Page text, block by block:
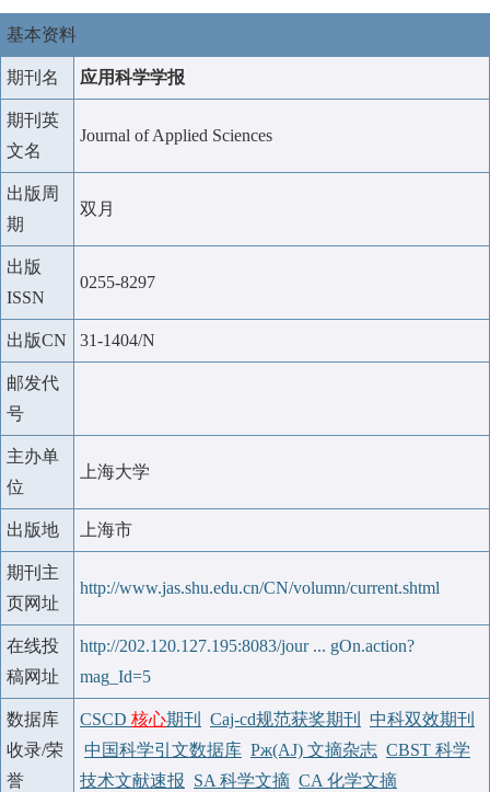
基本资料
期刊名 应用科学学报
期刊英
文名
Journal of Applied Sciences
出版周
期
双月
出版
ISSN
0255-8297
出版CN 31-1404/N
邮发代
号
主办单
位
上海大学
出版地 上海市
期刊主
页网址
http://www.jas.shu.edu.cn/CN/volumn/current.shtml
在线投
稿网址
http://202.120.127.195:8083/jour ... gOn.action?
mag_Id=5
数据库
收录/荣
誉
CSCD 核心期刊 Caj-cd规范获奖期刊
中科双效期刊
中国科学引文数据库 Pж(AJ) 文摘杂志 CBST 科学
技术文献速报 SA 科学文摘 CA 化学文摘